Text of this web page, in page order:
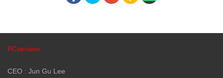
PCversion
CEO : Jun Gu Lee